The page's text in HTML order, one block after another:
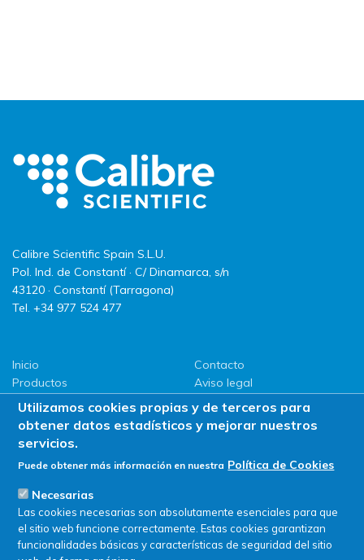
Calibre Scientific Spain S.L.U.
Pol. Ind. de Constantí · C/ Dinamarca, s/n
43120 · Constantí (Tarragona)
Tel. +34 977 524 477
Inicio
Productos
LLG
Promociones
ServiSAT
Contacto
Aviso legal
Política de privacidad
Política de Cookies
Buscar en tienda
Utilizamos cookies propias y de terceros para
obtener datos estadísticos y mejorar nuestros
servicios.
Puede obtener más información en nuestra Política de Cookies
Necesarias
Las cookies necesarias son absolutamente esenciales para que
el sitio web funcione correctamente. Estas cookies garantizan
funcionalidades básicas y características de seguridad del sitio